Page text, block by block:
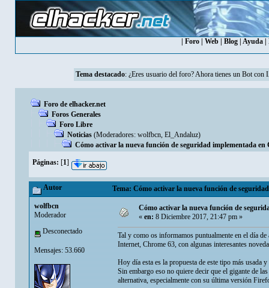
Foro Web Blog Ayuda
Tema destacado: ¿Eres usuario del foro? Ahora tienes un Bot con
Foro de elhacker.net
Foros Generales
Foro Libre
Noticias (Moderadores: wolfbcn, El_Andaluz)
Cómo activar la nueva función de seguridad implementada en
Páginas: [1]
Autor Tema: Cómo activar la nueva función de
wolfbcn
Moderador
Desconectado
Mensajes: 53.660
Cómo activar la nueva función de
«en:8 Diciembre 2017, 21:47 pm »
Tal y como os informamos puntualmente en el día
Internet, Chrome 63, con algunas interesantes
Hoy día esta es la propuesta de este tipo más usada
Sin embargo eso no quiere decir que el gigante de
alternativa, especialmente con su última versión